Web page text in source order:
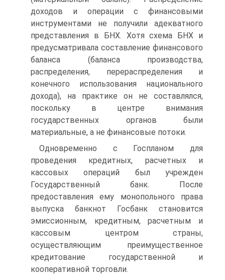
доходов и операции с финансовыми
инструментами не получили адекватного
представления в БНХ. Хотя схема БНХ и
предусматривала составление финансового
баланса (баланса производства,
распределения, перераспределения и
конечного использования национального
дохода), на практике он не составлялся,
поскольку в центре внимания
государственных органов были
материальные, а не финансовые потоки.
Одновременно с Госпланом для
проведения кредитных, расчетных и
кассовых операций был учрежден
Государственный банк. После
предоставления ему монопольного права
выпуска банкнот Госбанк становится
эмиссионным, кредитным, расчетным и
кассовым центром страны,
осуществляющим преимущественное
кредитование государственной и
кооперативной торговли.